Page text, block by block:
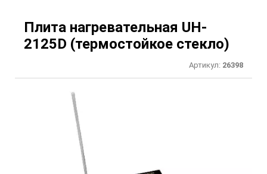
Плита нагревательная UH-
2125D (термостойкое стекло)
Артикул: 26398